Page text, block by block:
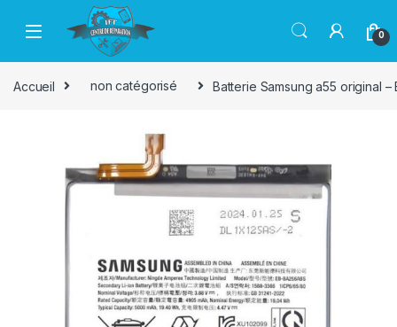
Passer à la navigation
Aller au contenu
0
Accueil non catégorisé Batterie Samsung a55 original –